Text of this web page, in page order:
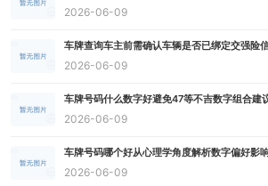
2026-06-09
车牌查询车主前需确认车辆是否已绑定交强险
2026-06-09
车牌号码什么数字好避免47等不吉数字组合建
2026-06-09
车牌号码哪个好从心理学角度解析数字偏好影
2026-06-09